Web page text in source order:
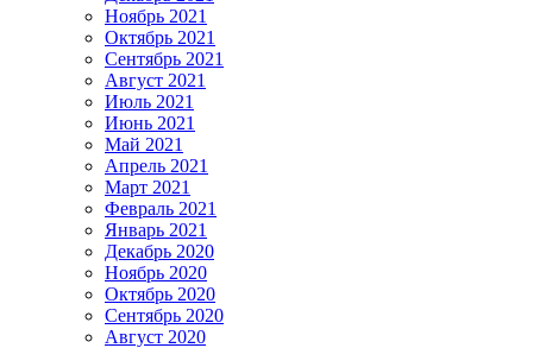
Ноябрь 2021
Октябрь 2021
Сентябрь 2021
Август 2021
Июль 2021
Июнь 2021
Май 2021
Апрель 2021
Март 2021
Февраль 2021
Январь 2021
Декабрь 2020
Ноябрь 2020
Октябрь 2020
Сентябрь 2020
Август 2020